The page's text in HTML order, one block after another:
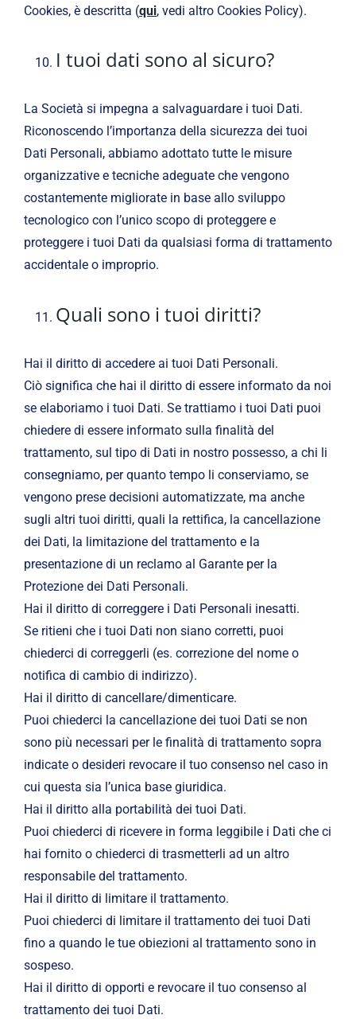
Cookies, è descritta (qui, vedi altro Cookies Policy).
I tuoi dati sono al sicuro?
La Società si impegna a salvaguardare i tuoi Dati.
Riconoscendo l’importanza della sicurezza dei tuoi
Dati Personali, abbiamo adottato tutte le misure
organizzative e tecniche adeguate che vengono
costantemente migliorate in base allo sviluppo
tecnologico con l’unico scopo di proteggere e
proteggere i tuoi Dati da qualsiasi forma di trattamento
accidentale o improprio.
Quali sono i tuoi diritti?
Hai il diritto di accedere ai tuoi Dati Personali.
Ciò significa che hai il diritto di essere informato da noi
se elaboriamo i tuoi Dati. Se trattiamo i tuoi Dati puoi
chiedere di essere informato sulla finalità del
trattamento, sul tipo di Dati in nostro possesso, a chi li
consegniamo, per quanto tempo li conserviamo, se
vengono prese decisioni automatizzate, ma anche
sugli altri tuoi diritti, quali la rettifica, la cancellazione
dei Dati, la limitazione del trattamento e la
presentazione di un reclamo al Garante per la
Protezione dei Dati Personali.
Hai il diritto di correggere i Dati Personali inesatti.
Se ritieni che i tuoi Dati non siano corretti, puoi
chiederci di correggerli (es. correzione del nome o
notifica di cambio di indirizzo).
Hai il diritto di cancellare/dimenticare.
Puoi chiederci la cancellazione dei tuoi Dati se non
sono più necessari per le finalità di trattamento sopra
indicate o desideri revocare il tuo consenso nel caso in
cui questa sia l’unica base giuridica.
Hai il diritto alla portabilità dei tuoi Dati.
Puoi chiederci di ricevere in forma leggibile i Dati che ci
hai fornito o chiederci di trasmetterli ad un altro
responsabile del trattamento.
Hai il diritto di limitare il trattamento.
Puoi chiederci di limitare il trattamento dei tuoi Dati
fino a quando le tue obiezioni al trattamento sono in
sospeso.
Hai il diritto di opporti e revocare il tuo consenso al
trattamento dei tuoi Dati.